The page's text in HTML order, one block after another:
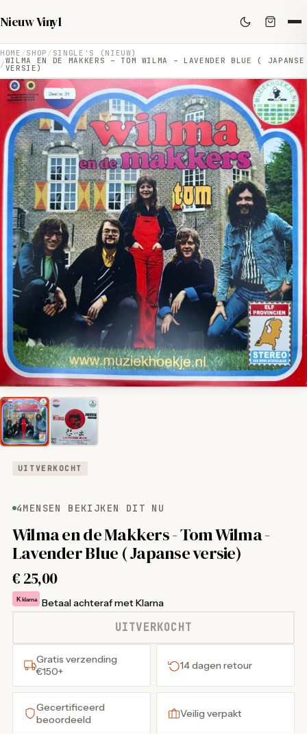
Nieuw Vinyl
HOME SHOP SINGLE'S (NIEUW)
WILMA EN DE MAKKERS – TOM WILMA – LAVENDER BLUE ( JAPANSE
VERSIE)
UITVERKOCHT
4MENSEN BEKIJKEN DIT NU
Wilma en de Makkers - Tom Wilma -
Lavender Blue ( Japanse versie)
€ 25,00
K klarna Betaal achteraf met Klarna
UITVERKOCHT
Gratis verzending
€150+
14 dagen retour
Gecertificeerd
beoordeeld
Veilig verpakt